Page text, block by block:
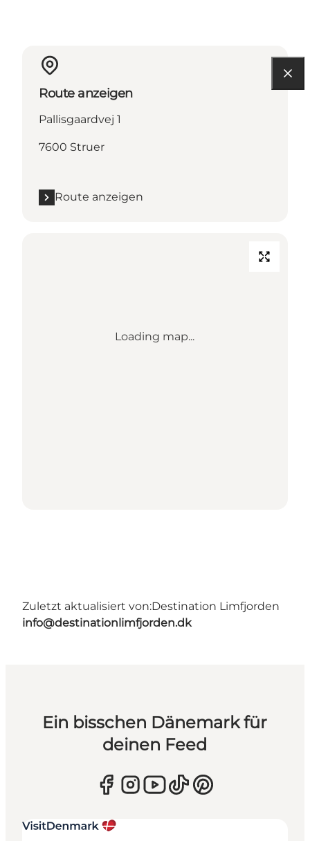
Route anzeigen
Pallisgaardvej 1
7600 Struer
Route anzeigen
Loading map...
Zuletzt aktualisiert von:Destination Limfjorden
info@destinationlimfjorden.dk
Ein bisschen Dänemark für
deinen Feed